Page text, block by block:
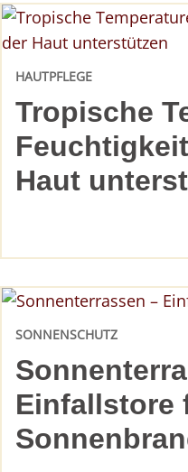
Tropische
Haut
HAUTPFLEGE
Einfallstore
SONNENSCHUTZ